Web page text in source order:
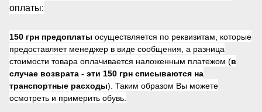
оплаты:
150 грн предоплаты осуществляется по реквизитам, которые
предоставляет менеджер в виде сообщения, а разница
стоимости товара оплачивается наложенным платежом (в
случае возврата - эти 150 грн списываются на
транспортные расходы). Таким образом Вы можете
осмотреть и примерить обувь.